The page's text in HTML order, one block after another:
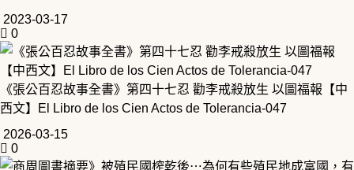
2023-03-17
0
《張公百忍故事全書》第四十七忍 勸李戒殺放生 以圖福報【中
西文】El Libro de los Cien Actos de Tolerancia-047
2026-03-15
0